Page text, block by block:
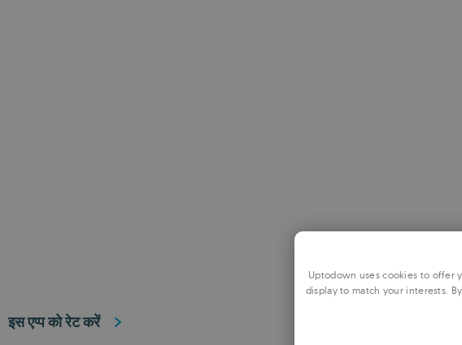
इस एप्प को रेट करें
Uptodown uses cookies to offer
display to match your interests.